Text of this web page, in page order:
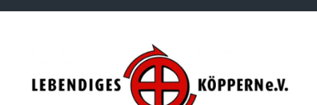
Zum Hauptinhalt springen